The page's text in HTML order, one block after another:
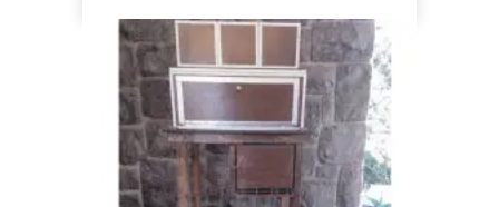
12,99 €.9,99 €.